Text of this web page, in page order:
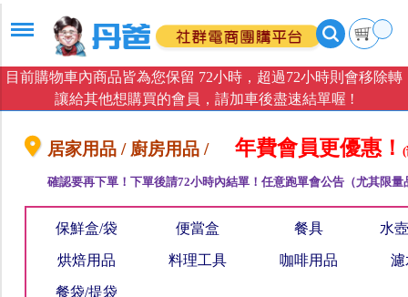
目前購物車內商品皆為您保留 72小時，超過72小時則會移除轉
讓給其他想購買的會員，請加車後盡速結單喔 !
居家用品 / 廚房用品 / 年費會員更優惠！
確認要再下單！下單後請72小時內結單！任意跑單會公告（尤其限
保鮮盒/袋 便當盒 餐具 水
烘焙用品 料理工具 咖啡用品 濾
餐袋/提袋